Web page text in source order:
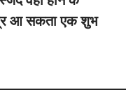
आ सकता एक शुभ